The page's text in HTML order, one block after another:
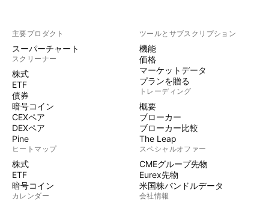
主要プロダクト
スーパーチャート
スクリーナー
株式
ETF
債券
暗号コイン
CEXペア
DEXペア
Pine
ヒートマップ
株式
ETF
暗号コイン
カレンダー
ツールとサブスクリプション
機能
価格
マーケットデータ
プランを贈る
トレーディング
概要
ブローカー
ブローカー比較
The Leap
スペシャルオファー
CMEグループ先物
Eurex先物
米国株バンドルデータ
会社情報